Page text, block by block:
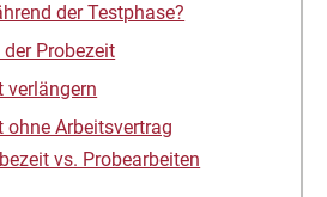
der Testphase?
Probezeit
verlängern
ohne Arbeitsvertrag
vs. Probearbeiten